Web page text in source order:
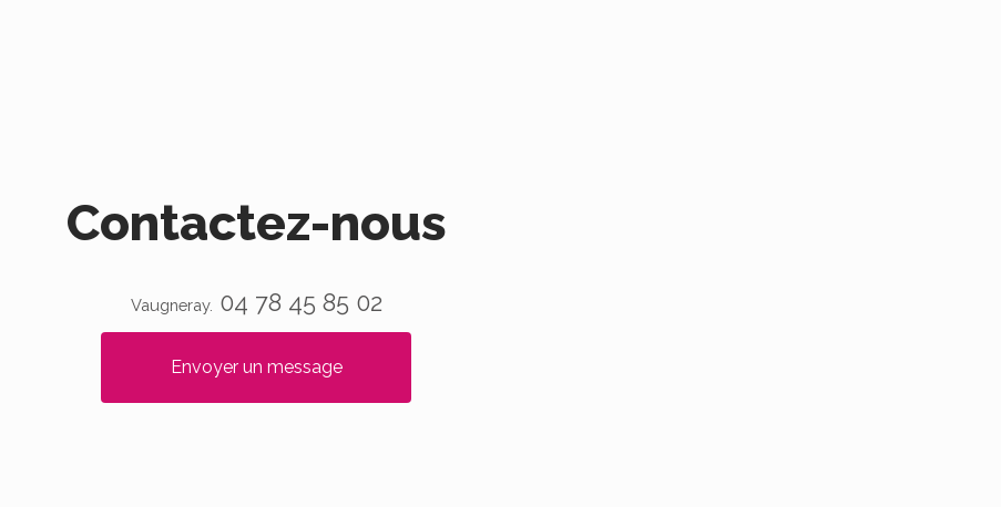
Contactez-nous
Vaugneray. 04 78 45 85 02
Envoyer un message